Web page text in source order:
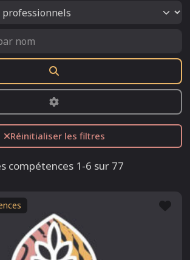
Advanced Filters
Réinitialiser les filtres
compétences 1-6 sur 77